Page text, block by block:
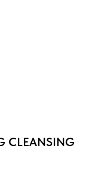
CLEANSING